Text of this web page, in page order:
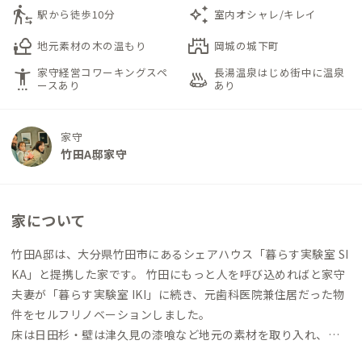
transfer_within_a_station 駅から徒歩10分 auto_awesome 室内オシャレ/キレイ
nature_people 地元素材の木の温もり castle 岡城の城下町
settings_accessibility 家守経営コワーキングスペ
ースあり
bath_outdoor 長湯温泉はじめ街中に温泉
あり
家守
竹田A邸家守
家について
竹田A邸は、大分県竹田市にあるシェアハウス「暮らす実験室 SI
KA」と提携した家です。 竹田にもっと人を呼び込めればと家守
夫妻が「暮らす実験室 IKI」に続き、元歯科医院兼住居だった物
件をセルフリノベーションしました。
床は日田杉・壁は津久見の漆喰など地元の素材を取り入れ、床